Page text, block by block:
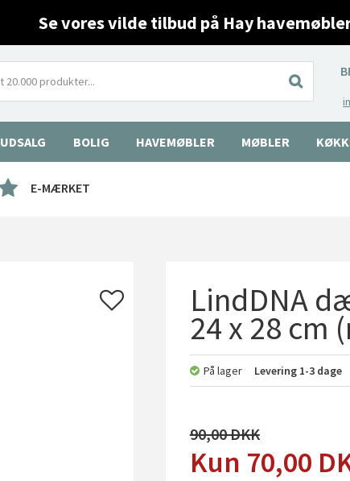
Se vores vilde tilbud på Hay
UDSALG BOLIG HAVEMØBLER MØBLER
E-MÆRKET
LindDNA
24 x 28 cm
På lager Levering 1-3 dage
90,00
70,00